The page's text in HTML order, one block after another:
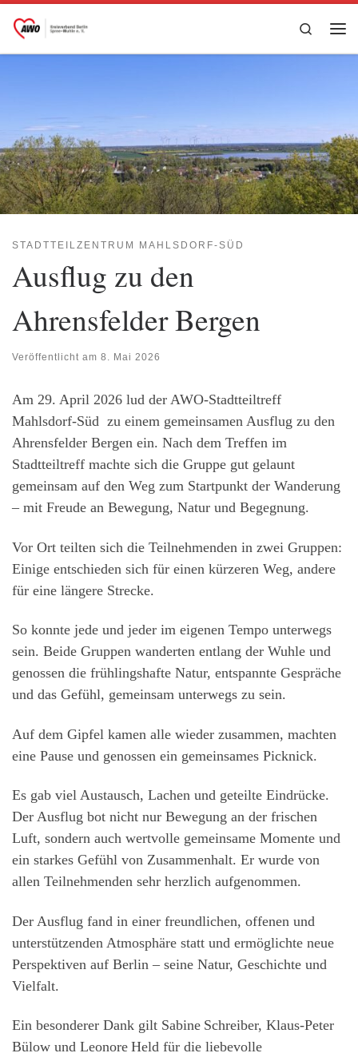
Zum Inhalt springen
Search
STADTTEILZENTRUM MAHLSDORF-SÜD
Ausflug zu den
Ahrensfelder Bergen
Veröffentlicht am 8. Mai 2026
Am 29. April 2026 lud der AWO‑Stadtteiltreff
Mahlsdorf‑Süd zu einem gemeinsamen Ausflug zu den
Ahrensfelder Bergen ein. Nach dem Treffen im
Stadtteiltreff machte sich die Gruppe gut gelaunt
gemeinsam auf den Weg zum Startpunkt der Wanderung
– mit Freude an Bewegung, Natur und Begegnung.
Vor Ort teilten sich die Teilnehmenden in zwei Gruppen:
Einige entschieden sich für einen kürzeren Weg, andere
für eine längere Strecke.
So konnte jede und jeder im eigenen Tempo unterwegs
sein. Beide Gruppen wanderten entlang der Wuhle und
genossen die frühlingshafte Natur, entspannte Gespräche
und das Gefühl, gemeinsam unterwegs zu sein.
Auf dem Gipfel kamen alle wieder zusammen, machten
eine Pause und genossen ein gemeinsames Picknick.
Es gab viel Austausch, Lachen und geteilte Eindrücke.
Der Ausflug bot nicht nur Bewegung an der frischen
Luft, sondern auch wertvolle gemeinsame Momente und
ein starkes Gefühl von Zusammenhalt. Er wurde von
allen Teilnehmenden sehr herzlich aufgenommen.
Der Ausflug fand in einer freundlichen, offenen und
unterstützenden Atmosphäre statt und ermöglichte neue
Perspektiven auf Berlin – seine Natur, Geschichte und
Vielfalt.
Ein besonderer Dank gilt Sabine Schreiber, Klaus‑Peter
Bülow und Leonore Held für die liebevolle